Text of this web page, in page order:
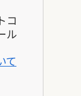
コ
ル
て